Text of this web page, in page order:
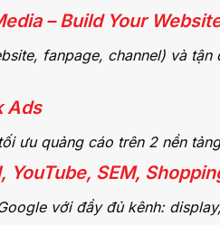
– Build Your
fanpage, channel) và
Ads
ưu quảng cáo trên 2 nền
YouTube, SEM,
với đầy đủ kênh: